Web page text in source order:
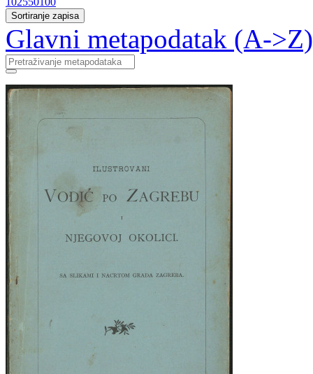
Sortiranje zapisa
Glavni metapodatak (A->Z)